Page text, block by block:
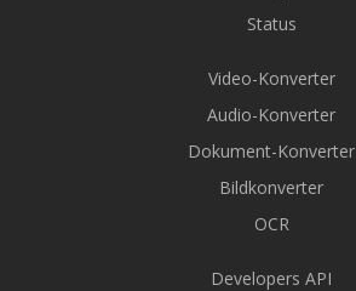
Status
Video-Konverter
Audio-Konverter
Dokument-Konverter
Bildkonverter
OCR
Developers API